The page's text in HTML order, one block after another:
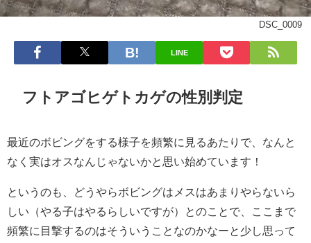
DSC_0009
LINE
フトアゴヒゲトカゲの性別判定
最近のボビングをする様子を頻繁に見るあたりで、なんと
なく実はオスなんじゃないかと思い始めています！
というのも、どうやらボビングはメスはあまりやらないら
しい（やる子はやるらしいですが）とのことで、ここまで
頻繁に目撃するのはそういうことなのかなーと少し思って